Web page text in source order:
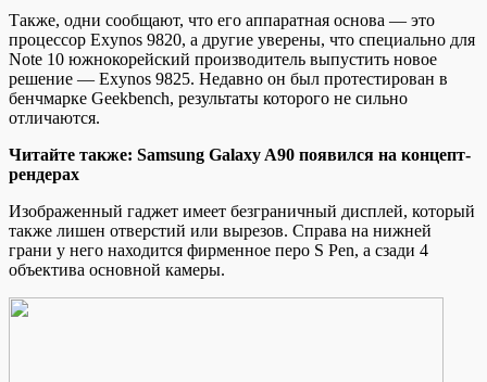
Также, одни сообщают, что его аппаратная основа — это
процессор Exynos 9820, а другие уверены, что специально для
Note 10 южнокорейский производитель выпустить новое
решение — Exynos 9825. Недавно он был протестирован в
бенчмарке Geekbench, результаты которого не сильно
отличаются.
Читайте также: Samsung Galaxy A90 появился на концепт-
рендерах
Изображенный гаджет имеет безграничный дисплей, который
также лишен отверстий или вырезов. Справа на нижней
грани у него находится фирменное перо S Pen, а сзади 4
объектива основной камеры.